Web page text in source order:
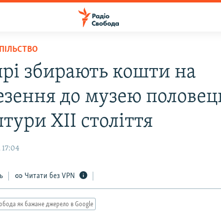
збирають кошти на
до музею
XIІ століття
17:04
Читати без VPN
як бажане джерело в Google